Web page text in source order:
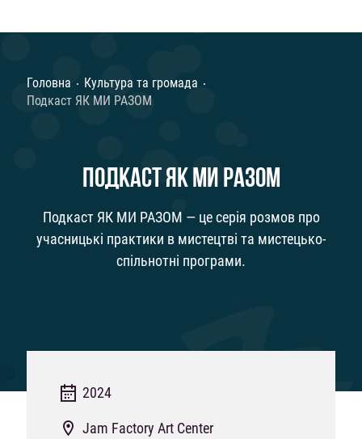
Головна
Культура та громада
Подкаст ЯК МИ РАЗОМ
ПОДКАСТ ЯК МИ РАЗОМ
Подкаст ЯК МИ РАЗОМ — це серія розмов про
учасницькі практики в мистецтві та мистецько-
спільнотні програми.
2024
Jam Factory Art Center